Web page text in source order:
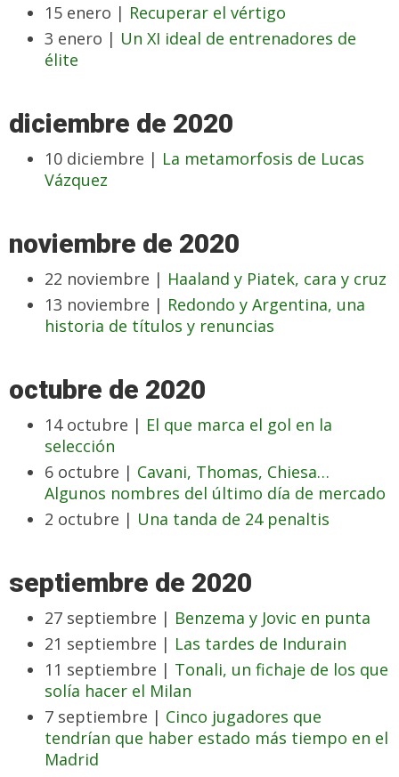
15 enero | Recuperar el vértigo
3 enero | Un XI ideal de entrenadores de
élite
diciembre de 2020
10 diciembre | La metamorfosis de Lucas
Vázquez
noviembre de 2020
22 noviembre | Haaland y Piatek, cara y cruz
13 noviembre | Redondo y Argentina, una
historia de títulos y renuncias
octubre de 2020
14 octubre | El que marca el gol en la
selección
6 octubre | Cavani, Thomas, Chiesa…
Algunos nombres del último día de mercado
2 octubre | Una tanda de 24 penaltis
septiembre de 2020
27 septiembre | Benzema y Jovic en punta
21 septiembre | Las tardes de Indurain
11 septiembre | Tonali, un fichaje de los que
solía hacer el Milan
7 septiembre | Cinco jugadores que
tendrían que haber estado más tiempo en el
Madrid